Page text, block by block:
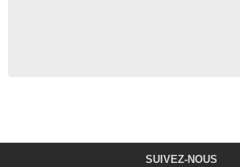
SUIVEZ-NOUS